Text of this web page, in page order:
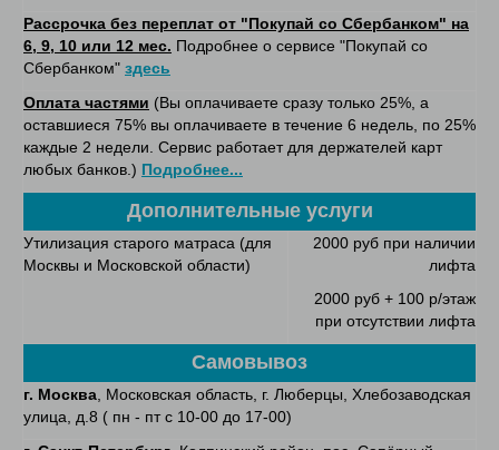
Рассрочка без переплат от "Покупай со Сбербанком" на
6, 9, 10 или 12 мес. Подробнее о сервисе "Покупай со
Сбербанком" здесь
Оплата частями (Вы оплачиваете сразу только 25%, а
оставшиеся 75% вы оплачиваете в течение 6 недель, по 25%
каждые 2 недели. Сервис работает для держателей карт
любых банков.) Подробнее...
Дополнительные услуги
Утилизация старого матраса (для
Москвы и Московской области)
2000 руб при наличии
лифта
2000 руб + 100 р/этаж
при отсутствии лифта
Самовывоз
г. Москва, Московская область, г. Люберцы, Хлебозаводская
улица, д.8 ( пн - пт с 10-00 до 17-00)